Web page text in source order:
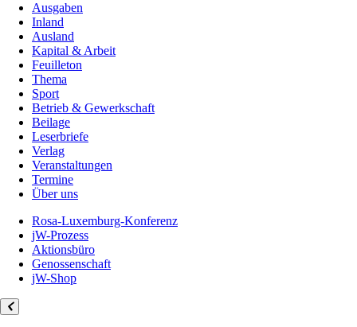
Ausgaben
Inland
Ausland
Kapital & Arbeit
Feuilleton
Thema
Sport
Betrieb & Gewerkschaft
Beilage
Leserbriefe
Verlag
Veranstaltungen
Termine
Über uns
Rosa-Luxemburg-Konferenz
jW-Prozess
Aktionsbüro
Genossenschaft
jW-Shop